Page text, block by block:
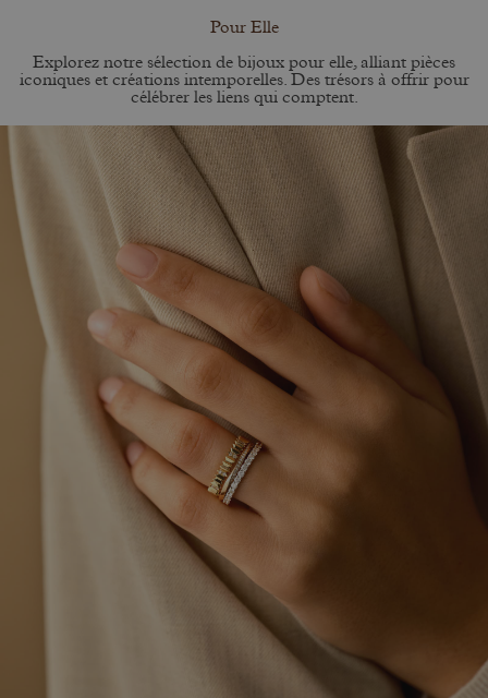
Pour Elle
Explorez notre sélection de bijoux pour elle, alliant pièces
iconiques et créations intemporelles. Des trésors à offrir pour
célébrer les liens qui comptent.